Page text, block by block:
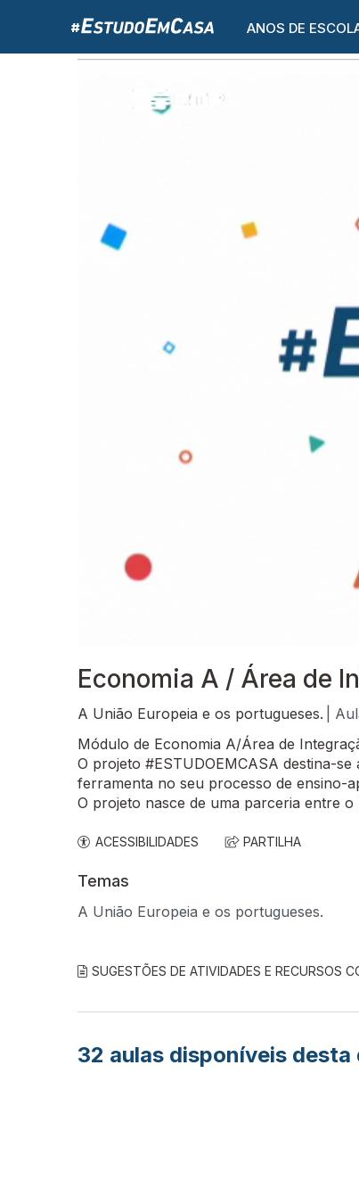
ANOS DE
Economia A / Área de
A União Europeia e os portugueses. |
Módulo de Economia A/Área de
O projeto #ESTUDOEMCASA destina-
ferramenta no seu processo de ensino-
O projeto nasce de uma parceria entre o
ACESSIBILIDADES PARTILHA
Temas
A União Europeia e os portugueses.
SUGESTÕES DE ATIVIDADES E RECURSOS
32 aulas disponíveis desta